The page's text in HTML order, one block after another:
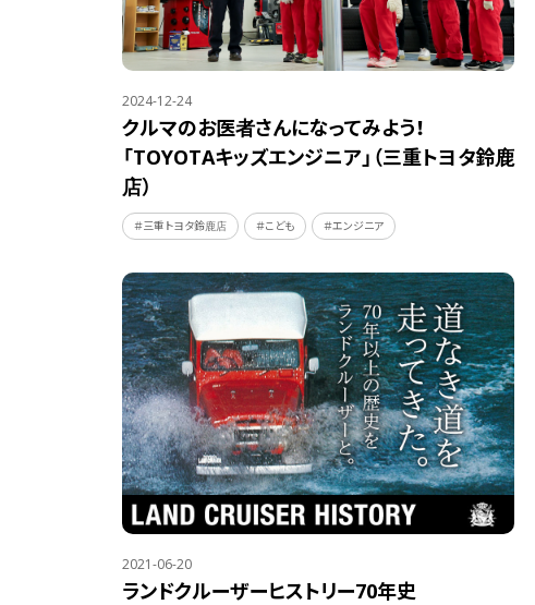
2024-12-24
クルマのお医者さんになってみよう！
「TOYOTAキッズエンジニア」（三重トヨタ鈴鹿
店）
＃三重トヨタ鈴鹿店 ＃こども ＃エンジニア
2021-06-20
ランドクルーザーヒストリー70年史